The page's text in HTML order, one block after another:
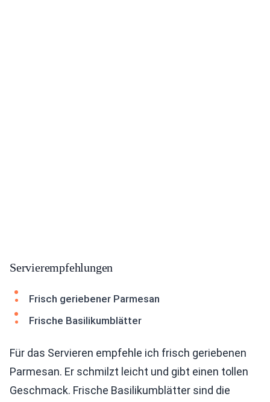
Servierempfehlungen
Frisch geriebener Parmesan
Frische Basilikumblätter
Für das Servieren empfehle ich frisch geriebenen
Parmesan. Er schmilzt leicht und gibt einen tollen
Geschmack. Frische Basilikumblätter sind die